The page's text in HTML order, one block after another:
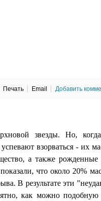
Печать Email Добавить
звезды. Но,
взорваться - их
а также
что около 20%
В результате эти
как можно